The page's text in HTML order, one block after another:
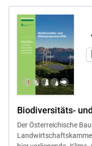
Biodiversitäts-
Der Österreichische